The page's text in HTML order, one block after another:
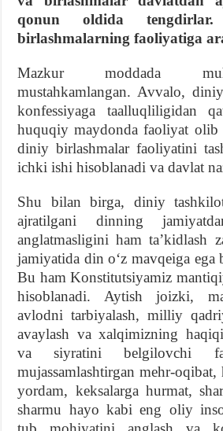
qonun oldida
birlashmalarning faoliyatiga
Mazkur moddada
mustahkamlangan. Avvalo,
konfessiyaga taalluqliligidan
huquqiy maydonda faoliyat olib
diniy birlashmalar faoliyatini
ichki ishi hisoblanadi va davlat
Shu bilan birga, diniy
ajratilgani dinning
anglatmasligini ham ta’kidlash
jamiyatida din o‘z mavqeiga
Bu ham Konstitutsiyamiz
hisoblanadi. Aytish joizki,
avlodni tarbiyalash, milliy
avaylash va xalqimizning
va siyratini belgilovchi
mujassamlashtirgan mehr-
yordam, keksalarga hurmat,
sharmu hayo kabi eng oliy